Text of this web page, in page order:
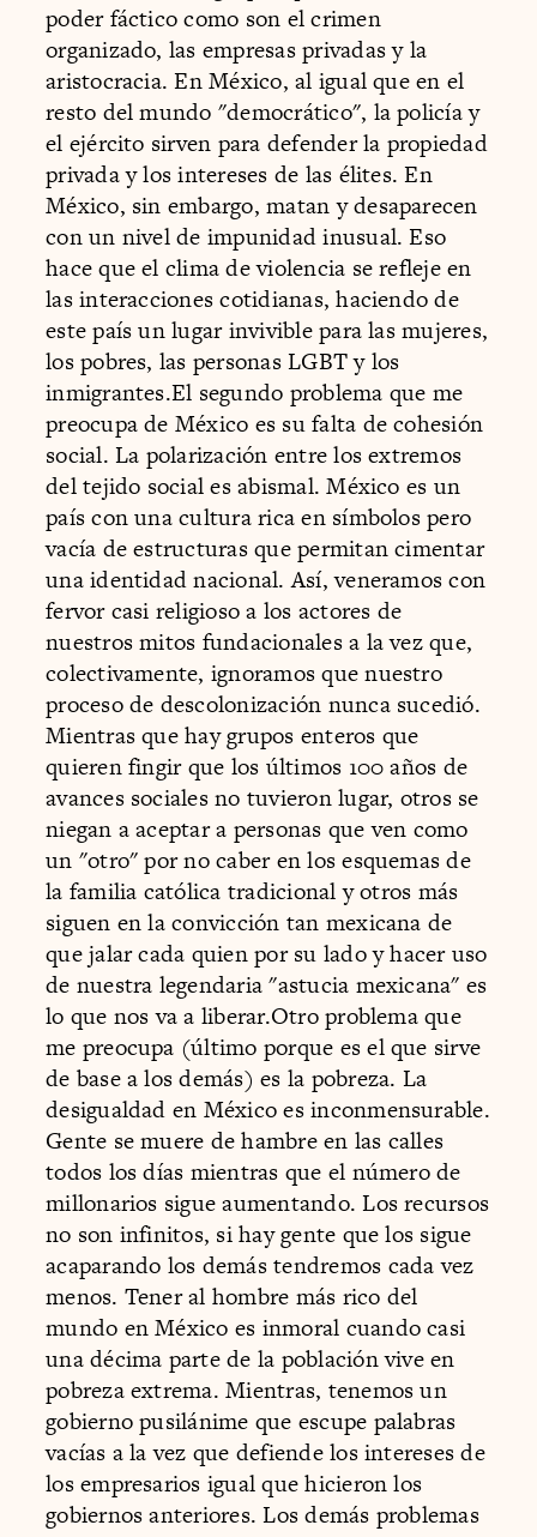
poder fáctico como son el crimen
organizado, las empresas privadas y la
aristocracia. En México, al igual que en el
resto del mundo "democrático", la policía y
el ejército sirven para defender la propiedad
privada y los intereses de las élites. En
México, sin embargo, matan y desaparecen
con un nivel de impunidad inusual. Eso
hace que el clima de violencia se refleje en
las interacciones cotidianas, haciendo de
este país un lugar invivible para las mujeres,
los pobres, las personas LGBT y los
inmigrantes.El segundo problema que me
preocupa de México es su falta de cohesión
social. La polarización entre los extremos
del tejido social es abismal. México es un
país con una cultura rica en símbolos pero
vacía de estructuras que permitan cimentar
una identidad nacional. Así, veneramos con
fervor casi religioso a los actores de
nuestros mitos fundacionales a la vez que,
colectivamente, ignoramos que nuestro
proceso de descolonización nunca sucedió.
Mientras que hay grupos enteros que
quieren fingir que los últimos 100 años de
avances sociales no tuvieron lugar, otros se
niegan a aceptar a personas que ven como
un "otro" por no caber en los esquemas de
la familia católica tradicional y otros más
siguen en la convicción tan mexicana de
que jalar cada quien por su lado y hacer uso
de nuestra legendaria "astucia mexicana" es
lo que nos va a liberar.Otro problema que
me preocupa (último porque es el que sirve
de base a los demás) es la pobreza. La
desigualdad en México es inconmensurable.
Gente se muere de hambre en las calles
todos los días mientras que el número de
millonarios sigue aumentando. Los recursos
no son infinitos, si hay gente que los sigue
acaparando los demás tendremos cada vez
menos. Tener al hombre más rico del
mundo en México es inmoral cuando casi
una décima parte de la población vive en
pobreza extrema. Mientras, tenemos un
gobierno pusilánime que escupe palabras
vacías a la vez que defiende los intereses de
los empresarios igual que hicieron los
gobiernos anteriores. Los demás problemas